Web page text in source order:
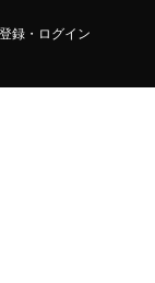
録・ログイン